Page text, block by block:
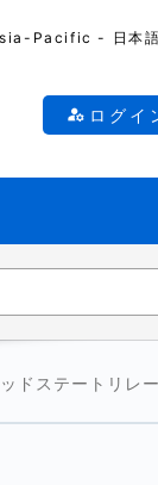
Pacific - 日本語
ログイ
ドステートリレ